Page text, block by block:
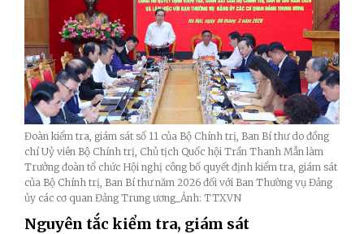
Đoàn kiểm tra, giám sát số 11 của Bộ Chính trị, Ban Bí thư do đồng
chí Uỷ viên Bộ Chính trị, Chủ tịch Quốc hội Trần Thanh Mẫn làm
Trưởng đoàn tổ chức Hội nghị công bố quyết định kiểm tra, giám sát
của Bộ Chính trị, Ban Bí thư năm 2026 đối với Ban Thường vụ Đảng
ủy các cơ quan Đảng Trung ương_Ảnh: TTXVN
Nguyên tắc kiểm tra, giám sát